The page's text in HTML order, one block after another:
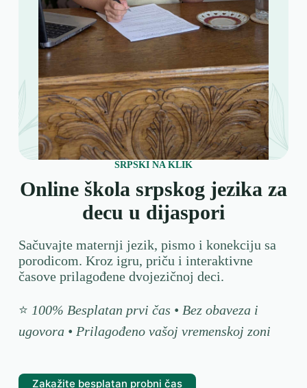
SRPSKI NA KLIK
Online škola srpskog jezika za
decu u dijaspori
Sačuvajte maternji jezik, pismo i konekciju sa
porodicom. Kroz igru, priču i interaktivne
časove prilagođene dvojezičnoj deci.
⭐ 100% Besplatan prvi čas • Bez obaveza i
ugovora • Prilagođeno vašoj vremenskoj zoni
Zakažite besplatan probni čas